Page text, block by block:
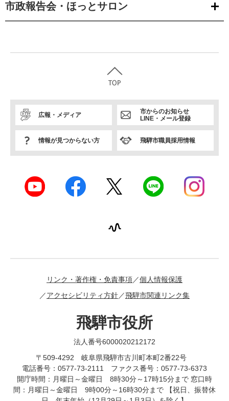
市政報告会・ほっとサロン
広報・メディア
市からのお知らせ
LINE・メール登録
情報が見つからない方 飛騨市職員採用情報
リンク・著作権・免責事項
個人情報保護
アクセシビリティ方針
飛騨市関連リンク集
飛騨市役所
法人番号6000020212172
〒509-4292 岐阜県飛騨市古川町本町2番22号
電話番号：0577-73-2111 ファクス番号：0577-73-6373
開庁時間：月曜日～金曜日 8時30分～17時15分まで 窓口時
間：月曜日～金曜日 9時00分～16時30分まで 【祝日、振替休